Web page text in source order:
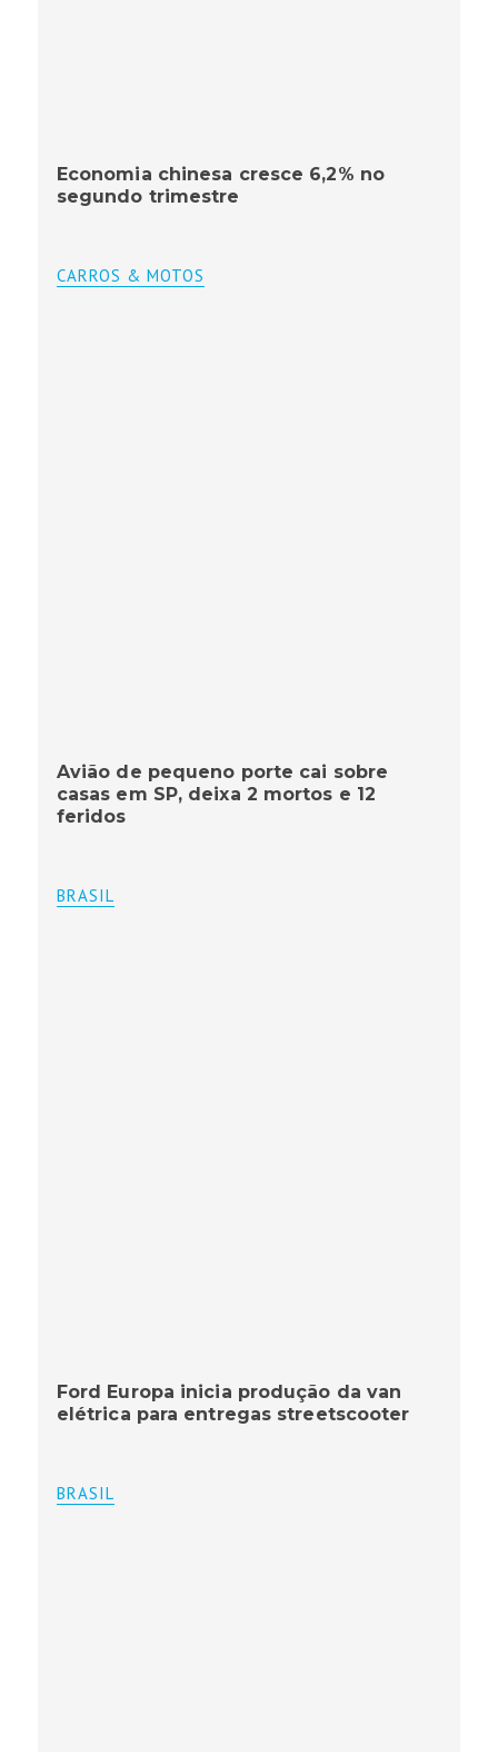
Economia chinesa cresce 6,2% no
segundo trimestre
CARROS & MOTOS
Avião de pequeno porte cai sobre
casas em SP, deixa 2 mortos e 12
feridos
BRASIL
Ford Europa inicia produção da van
elétrica para entregas streetscooter
BRASIL